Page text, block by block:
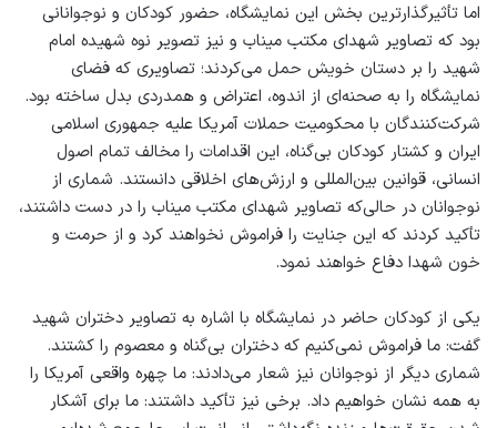
اما تأثیرگذارترین بخش این نمایشگاه، حضور کودکان و نوجوانانی
بود که تصاویر شهدای مکتب میناب و نیز تصویر نوه شهیده امام
شهید را بر دستان خویش حمل می‌کردند؛ تصاویری که فضای
نمایشگاه را به صحنه‌ای از اندوه، اعتراض و همدردی بدل ساخته بود.
شرکت‌کنندگان با محکومیت حملات آمریکا علیه جمهوری اسلامی
ایران و کشتار کودکان بی‌گناه، این اقدامات را مخالف تمام اصول
انسانی، قوانین بین‌المللی و ارزش‌های اخلاقی دانستند. شماری از
نوجوانان در حالی‌که تصاویر شهدای مکتب میناب را در دست داشتند،
تأکید کردند که این جنایت را فراموش نخواهند کرد و از حرمت و
خون شهدا دفاع خواهند نمود.
یکی از کودکان حاضر در نمایشگاه با اشاره به تصاویر دختران شهید
گفت: ما فراموش نمی‌کنیم که دختران بی‌گناه و معصوم را کشتند.
شماری دیگر از نوجوانان نیز شعار می‌دادند: ما چهره واقعی آمریکا را
به همه نشان خواهیم داد. برخی نیز تأکید داشتند: ما برای آشکار